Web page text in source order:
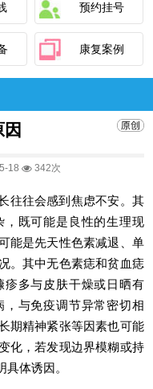
预约挂号
康复案例
18 342次
往往会感到焦虑不安。其
既可能是良性的生理现
能是先天性色素减退、单
。其中无色素痣和贫血痣
疹多与皮肤干燥或日晒有
与免疫调节异常密切相
期精神紧张等因素也可能
化，若发现边界模糊或持
体诱因。